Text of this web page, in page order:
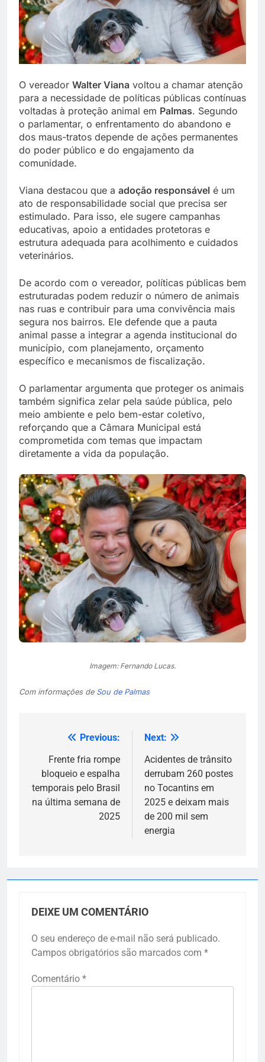
O vereador Walter Viana voltou a chamar atenção
para a necessidade de políticas públicas contínuas
voltadas à proteção animal em Palmas. Segundo
o parlamentar, o enfrentamento do abandono e
dos maus-tratos depende de ações permanentes
do poder público e do engajamento da
comunidade.
Viana destacou que a adoção responsável é um
ato de responsabilidade social que precisa ser
estimulado. Para isso, ele sugere campanhas
educativas, apoio a entidades protetoras e
estrutura adequada para acolhimento e cuidados
veterinários.
De acordo com o vereador, políticas públicas bem
estruturadas podem reduzir o número de animais
nas ruas e contribuir para uma convivência mais
segura nos bairros. Ele defende que a pauta
animal passe a integrar a agenda institucional do
município, com planejamento, orçamento
específico e mecanismos de fiscalização.
O parlamentar argumenta que proteger os animais
também significa zelar pela saúde pública, pelo
meio ambiente e pelo bem-estar coletivo,
reforçando que a Câmara Municipal está
comprometida com temas que impactam
diretamente a vida da população.
Imagem: Fernando Lucas.
Com informações de Sou de Palmas
Navegação
Post
Previous:
Frente fria rompe
bloqueio e espalha
temporais pelo Brasil
na última semana de
2025
Next:
Acidentes de trânsito
derrubam 260 postes
no Tocantins em
2025 e deixam mais
de 200 mil sem
energia
DEIXE UM COMENTÁRIO
O seu endereço de e-mail não será publicado.
Campos obrigatórios são marcados com *
Comentário *